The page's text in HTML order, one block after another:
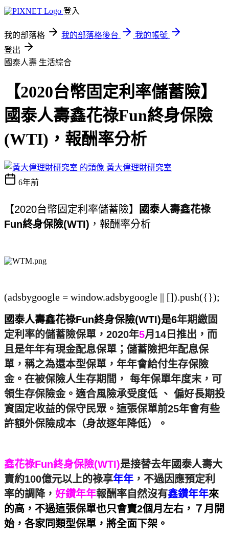
登入
我的部落格 我的部落格後台
我的帳號
登出
國泰人壽 生活綜合
【2020台幣固定利率儲蓄險】
國泰人壽鑫花祿Fun終身保險
(WTI)，報酬率分析
黃大偉理財研究室
6年前
【2020台幣固定利率儲蓄險】
國泰人壽鑫花祿
Fun終身保險(WTI) ，報酬率分析
(adsbygoogle = window.adsbygoogle || []).push({});
國泰人壽鑫花祿Fun終身保險(WTI)是6年期繳固
定利率的儲蓄險保單，2020年5月14日推出，而
且是年年有現金配息保單；儲蓄險把年配息保
單，稱之為還本型保單，年年會給付生存保險
金。在被保險人生存期間， 每年保單年度末，可
領生存保險金。適合風險承受度低 、 偏好長期投
資固定收益的保守民眾。這張保單前25年會有些
許額外保險成本（身故逐年降低）。
鑫花祿Fun終身保險(WTI)是接替去年國泰人壽大
賣約100億元以上的祿享年年 ，不過因應預定利
率的調降， 好鑽年年報酬率自然沒有鑫鑽年年來
的高，不過這張保單也只會賣2個月左右，７月開
始，各家同類型保單，將全面下架。